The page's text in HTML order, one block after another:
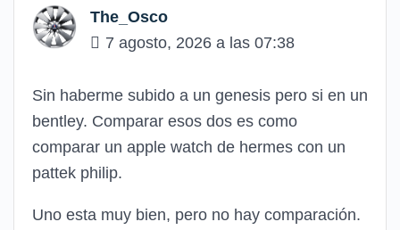
The_Osco
7 agosto, 2026 a las 07:38
Sin haberme subido a un genesis pero si en un
bentley. Comparar esos dos es como
comparar un apple watch de hermes con un
pattek philip.
Uno esta muy bien, pero no hay comparación.